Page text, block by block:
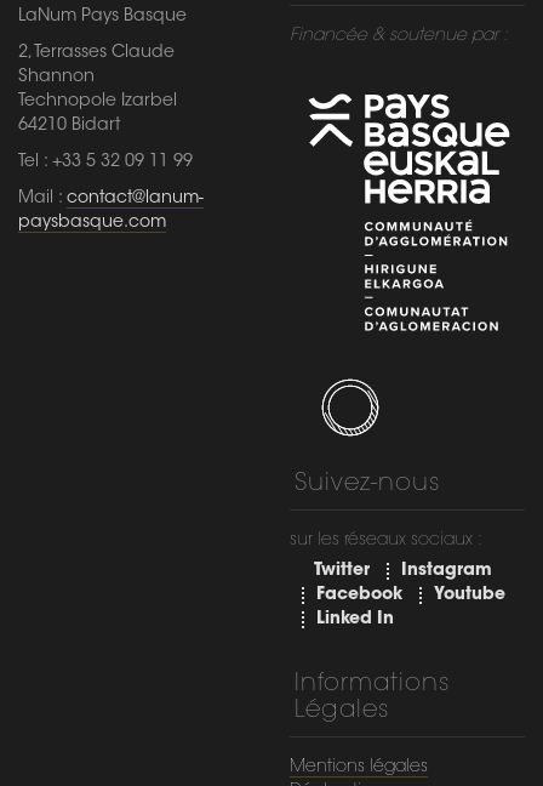
LaNum Pays Basque
2, Terrasses Claude
Shannon
Technopole Izarbel
64210 Bidart
Tel : +33 5 32 09 11 99
Mail : contact@lanum-
paysbasque.com
Financée & soutenue par :
Suivez-nous
sur les réseaux sociaux :
Twitter
Instagram
Facebook
Youtube
Linked In
Informations
Légales
Mentions légales